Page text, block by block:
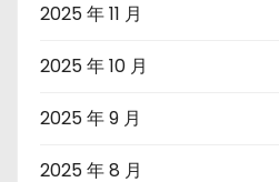
2025 年 11 月
2025 年 10 月
2025 年 9 月
2025 年 8 月